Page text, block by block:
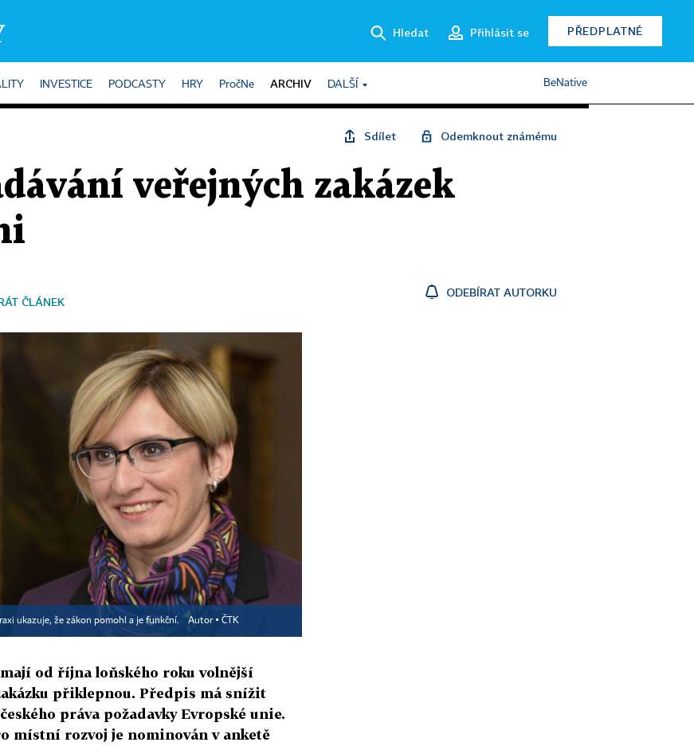
Hledat Přihlásit se PŘEDPLATNÉ
INVESTICE PODCASTY HRY PročNe ARCHIV DALŠÍ BeNative
Sdílet Odemknout známému
veřejných zakázek
ČLÁNEK
ODEBÍRAT AUTORKU
ukazuje, že zákon pomohl a je funkční. Autor ▪ ČTK
mají od října loňského roku volnější
přiklepnou. Předpis má snížit
práva požadavky Evropské unie.
místní rozvoj je nominován v anketě